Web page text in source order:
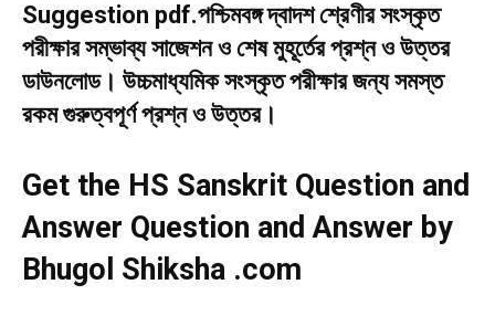
Suggestion pdf.পশ্চিমবঙ্গ দ্বাদশ শ্রেণীর সংস্কৃত
পরীক্ষার সম্ভাব্য সাজেশন ও শেষ মুহূর্তের প্রশ্ন ও উত্তর
ডাউনলোড। উচ্চমাধ্যমিক সংস্কৃত পরীক্ষার জন্য সমস্ত
রকম গুরুত্বপূর্ণ প্রশ্ন ও উত্তর।
Get the HS Sanskrit Question and
Answer Question and Answer by
Bhugol Shiksha .com